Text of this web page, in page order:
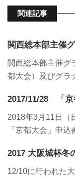
関連記事
関西総本部主催
関西総本部主催グ
都大会）及びグラ
2017/11/28 「京
2018年3月11日（
「京都大会」申込
2017 大阪城杯冬
12/10に行われた